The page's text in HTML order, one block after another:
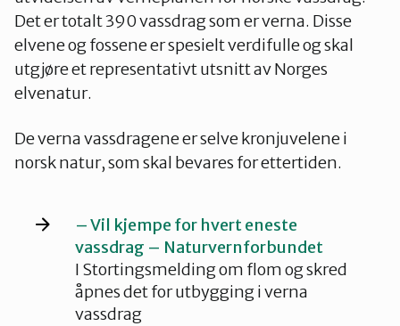
Det er totalt 390 vassdrag som er verna. Disse
elvene og fossene er spesielt verdifulle og skal
utgjøre et representativt utsnitt av Norges
elvenatur.
De verna vassdragene er selve kronjuvelene i
norsk natur, som skal bevares for ettertiden.
– Vil kjempe for hvert eneste
vassdrag – Naturvernforbundet
I Stortingsmelding om flom og skred
åpnes det for utbygging i verna
vassdrag